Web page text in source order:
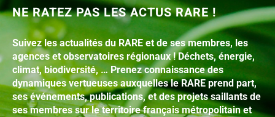
NE RATEZ PAS LES ACTUS RARE !
Suivez les actualités du RARE et de ses membres, les
agences et observatoires régionaux ! Déchets, énergie,
climat, biodiversité, … Prenez connaissance des
dynamiques vertueuses auxquelles le RARE prend part,
ses événements, publications, et des projets saillants de
ses membres sur le territoire français métropolitain et